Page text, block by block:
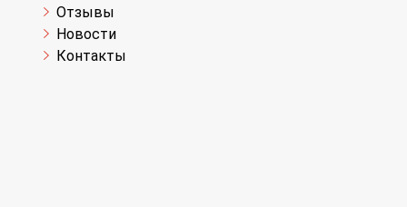
Отзывы
Новости
Контакты